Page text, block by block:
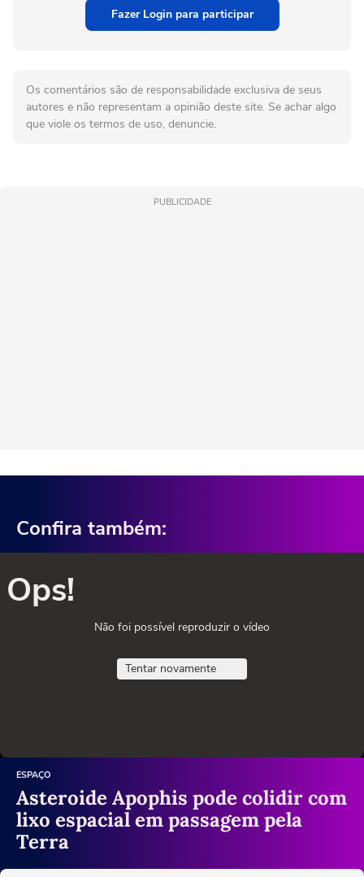
Fazer Login para participar
Os comentários são de responsabilidade exclusiva de seus
autores e não representam a opinião deste site. Se achar algo
que viole os termos de uso, denuncie.
PUBLICIDADE
Confira também:
Ops!
Não foi possível reproduzir o vídeo
Tentar novamente
ESPAÇO
Asteroide Apophis pode colidir com
lixo espacial em passagem pela
Terra